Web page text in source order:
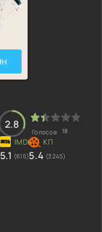
2.8
Голосов: 18
5.1 (615)5.4 (3245)